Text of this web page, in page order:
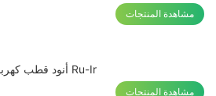
مشاهدة المنتجات
أنود قطب كهربائي من التيتانيوم ذو شفرة Ru-Ir
مشاهدة المنتجات